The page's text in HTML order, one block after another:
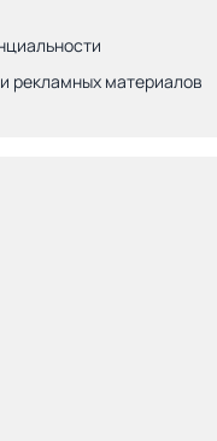
рекламных материалов